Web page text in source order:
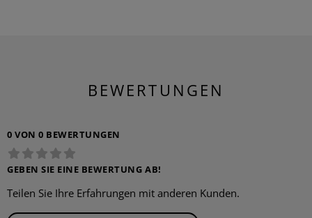
BEWERTUNGEN
0 VON 0 BEWERTUNGEN
GEBEN SIE EINE BEWERTUNG AB!
Teilen Sie Ihre Erfahrungen mit anderen Kunden.